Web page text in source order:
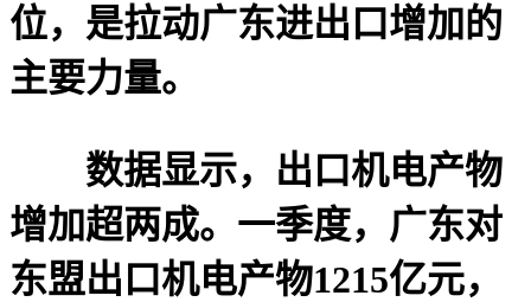
位，是拉动广东进出口增加的
主要力量。
数据显示，出口机电产物
增加超两成。一季度，广东对
东盟出口机电产物1215亿元，